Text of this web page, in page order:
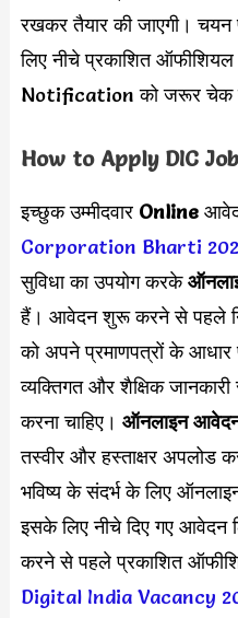
रखकर तैयार की जाएगी। चयन
लिए नीचे प्रकाशित ऑफीशियल
Notification को जरूर चेक
How to Apply DIC
इच्छुक उम्मीदवार Online
Corporation Bharti
सुविधा का उपयोग करके
हैं। आवेदन शुरू करने से पहले
को अपने प्रमाणपत्रों के आधार
व्यक्तिगत और शैक्षिक जानकारी
करना चाहिए। ऑनलाइन
तस्वीर और हस्ताक्षर अपलोड
भविष्य के संदर्भ के लिए
इसके लिए नीचे दिए गए
करने से पहले प्रकाशित
Digital India Vacancy